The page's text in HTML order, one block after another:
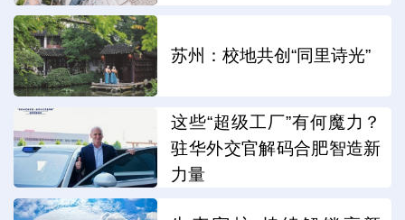
苏州：校地共创“同里诗光”
这些“超级工厂”有何魔力？
驻华外交官解码合肥智造新
力量